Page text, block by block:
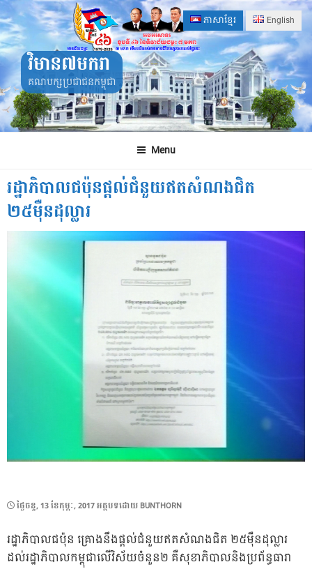
Skip
to
content
ភាសាខ្មែរ English
វិមាន៧មករា
គណបក្សប្រជាជនកម្ពុជា
Menu
រដ្ឋាភិបាលជប៉ុនផ្តល់ជំនួយឥតសំណងជិត
២៥ម៉ឺនដុល្លារ
POSTED
ថ្ងៃ​ចន្ទ, 13 ខែ​កុម្ភៈ, 2017អត្ថបទដោយ BUNTHORN
រដ្ឋាភិ​បាល​ជប៉ុន គ្រោង​នឹង​ផ្តល់​ជំនួយ​ឥត​សំណង​ជិត​ ២៥​ម៉ឺន​ដុល្លារ ​
ដល់​រដ្ឋាភិ​បាល​កម្ពុជា​លើ​វិស័យ​ចំនួន​២ គឺ​សុខាភិ​បាល​និង​ប្រ​ព័ន្ធ​ធារា​